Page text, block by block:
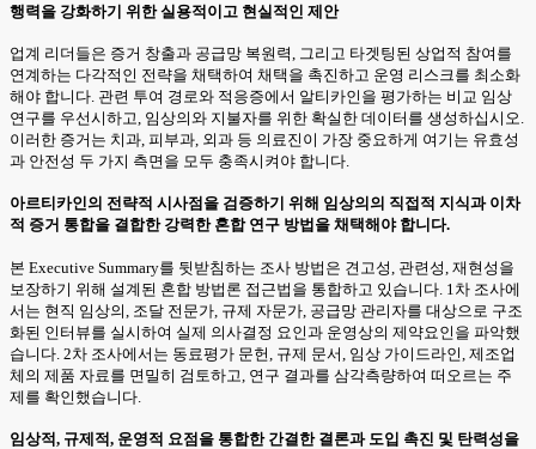
행력을 강화하기 위한 실용적이고 현실적인 제안
업계 리더들은 증거 창출과 공급망 복원력, 그리고 타겟팅된 상업적 참여를
연계하는 다각적인 전략을 채택하여 채택을 촉진하고 운영 리스크를 최소화
해야 합니다. 관련 투여 경로와 적응증에서 알티카인을 평가하는 비교 임상
연구를 우선시하고, 임상의와 지불자를 위한 확실한 데이터를 생성하십시오.
이러한 증거는 치과, 피부과, 외과 등 의료진이 가장 중요하게 여기는 유효성
과 안전성 두 가지 측면을 모두 충족시켜야 합니다.
아르티카인의 전략적 시사점을 검증하기 위해 임상의의 직접적 지식과 이차
적 증거 통합을 결합한 강력한 혼합 연구 방법을 채택해야 합니다.
본 Executive Summary를 뒷받침하는 조사 방법은 견고성, 관련성, 재현성을
보장하기 위해 설계된 혼합 방법론 접근법을 통합하고 있습니다. 1차 조사에
서는 현직 임상의, 조달 전문가, 규제 자문가, 공급망 관리자를 대상으로 구조
화된 인터뷰를 실시하여 실제 의사결정 요인과 운영상의 제약요인을 파악했
습니다. 2차 조사에서는 동료평가 문헌, 규제 문서, 임상 가이드라인, 제조업
체의 제품 자료를 면밀히 검토하고, 연구 결과를 삼각측량하여 떠오르는 주
제를 확인했습니다.
임상적, 규제적, 운영적 요점을 통합한 간결한 결론과 도입 촉진 및 탄력성을